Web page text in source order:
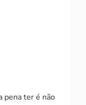
pena ter é não